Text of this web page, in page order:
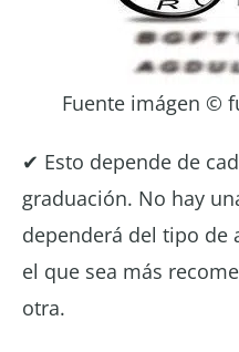
Fuente imágen ©
✔ Esto depende de
graduación. No hay
dependerá del tipo de
el que sea más
otra.